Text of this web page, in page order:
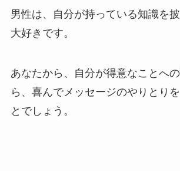
男性は、自分が持っている知識を
大好きです。
あなたから、自分が得意なことへ
ら、喜んでメッセージのやりとり
とでしょう。